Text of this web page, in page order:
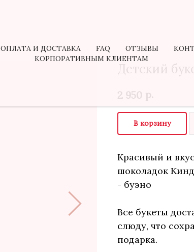
ОПЛАТА И ДОСТАВКА FAQ ОТЗЫВЫ
КОРПОРАТИВНЫМ КЛИЕНТАМ
Детский
2 950 р.
В корзину
Красивый и
шоколадок
- буэно
Все букеты
слюду, что
подарка.